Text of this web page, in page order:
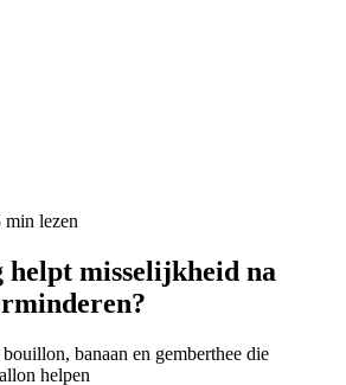
min lezen
helpt misselijkheid na